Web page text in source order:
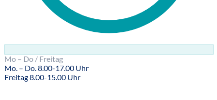
Mo – Do / Freitag
Mo. – Do. 8.00-17.00 Uhr
Freitag 8.00-15.00 Uhr